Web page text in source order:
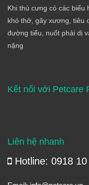
Khi thú cưng có các biểu
khó thở, gãy xương, tiêu
đường tiểu, nuốt phải dị
nặng
Kết nối với Petcare
Liên hệ nhanh
Hotline: 0918